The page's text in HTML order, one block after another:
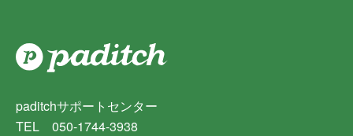
paditchサポートセンター
TEL 050-1744-3938